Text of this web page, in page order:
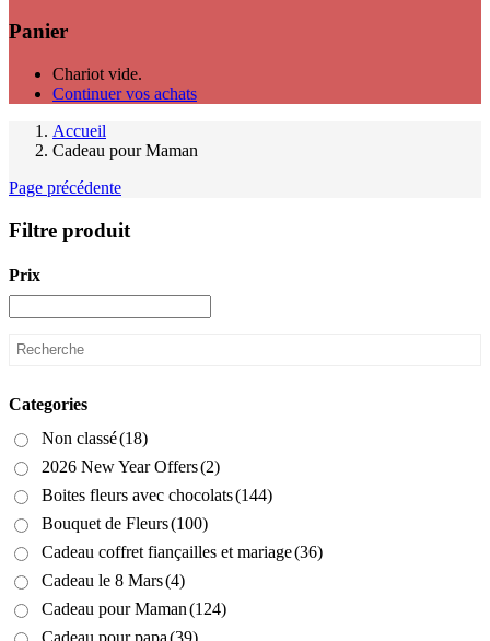
Panier
Chariot vide.
Continuer vos achats
Accueil
Cadeau pour Maman
Page précédente
Filtre produit
Prix
Categories
Non classé(18)
2026 New Year Offers(2)
Boites fleurs avec chocolats(144)
Bouquet de Fleurs(100)
Cadeau coffret fiançailles et mariage(36)
Cadeau le 8 Mars(4)
Cadeau pour Maman(124)